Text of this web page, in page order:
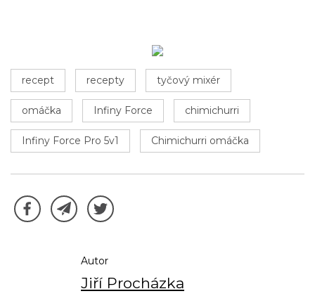
recept recepty tyčový mixér
omáčka Infiny Force chimichurri
Infiny Force Pro 5v1 Chimichurri omáčka
Autor
Jiří Procházka